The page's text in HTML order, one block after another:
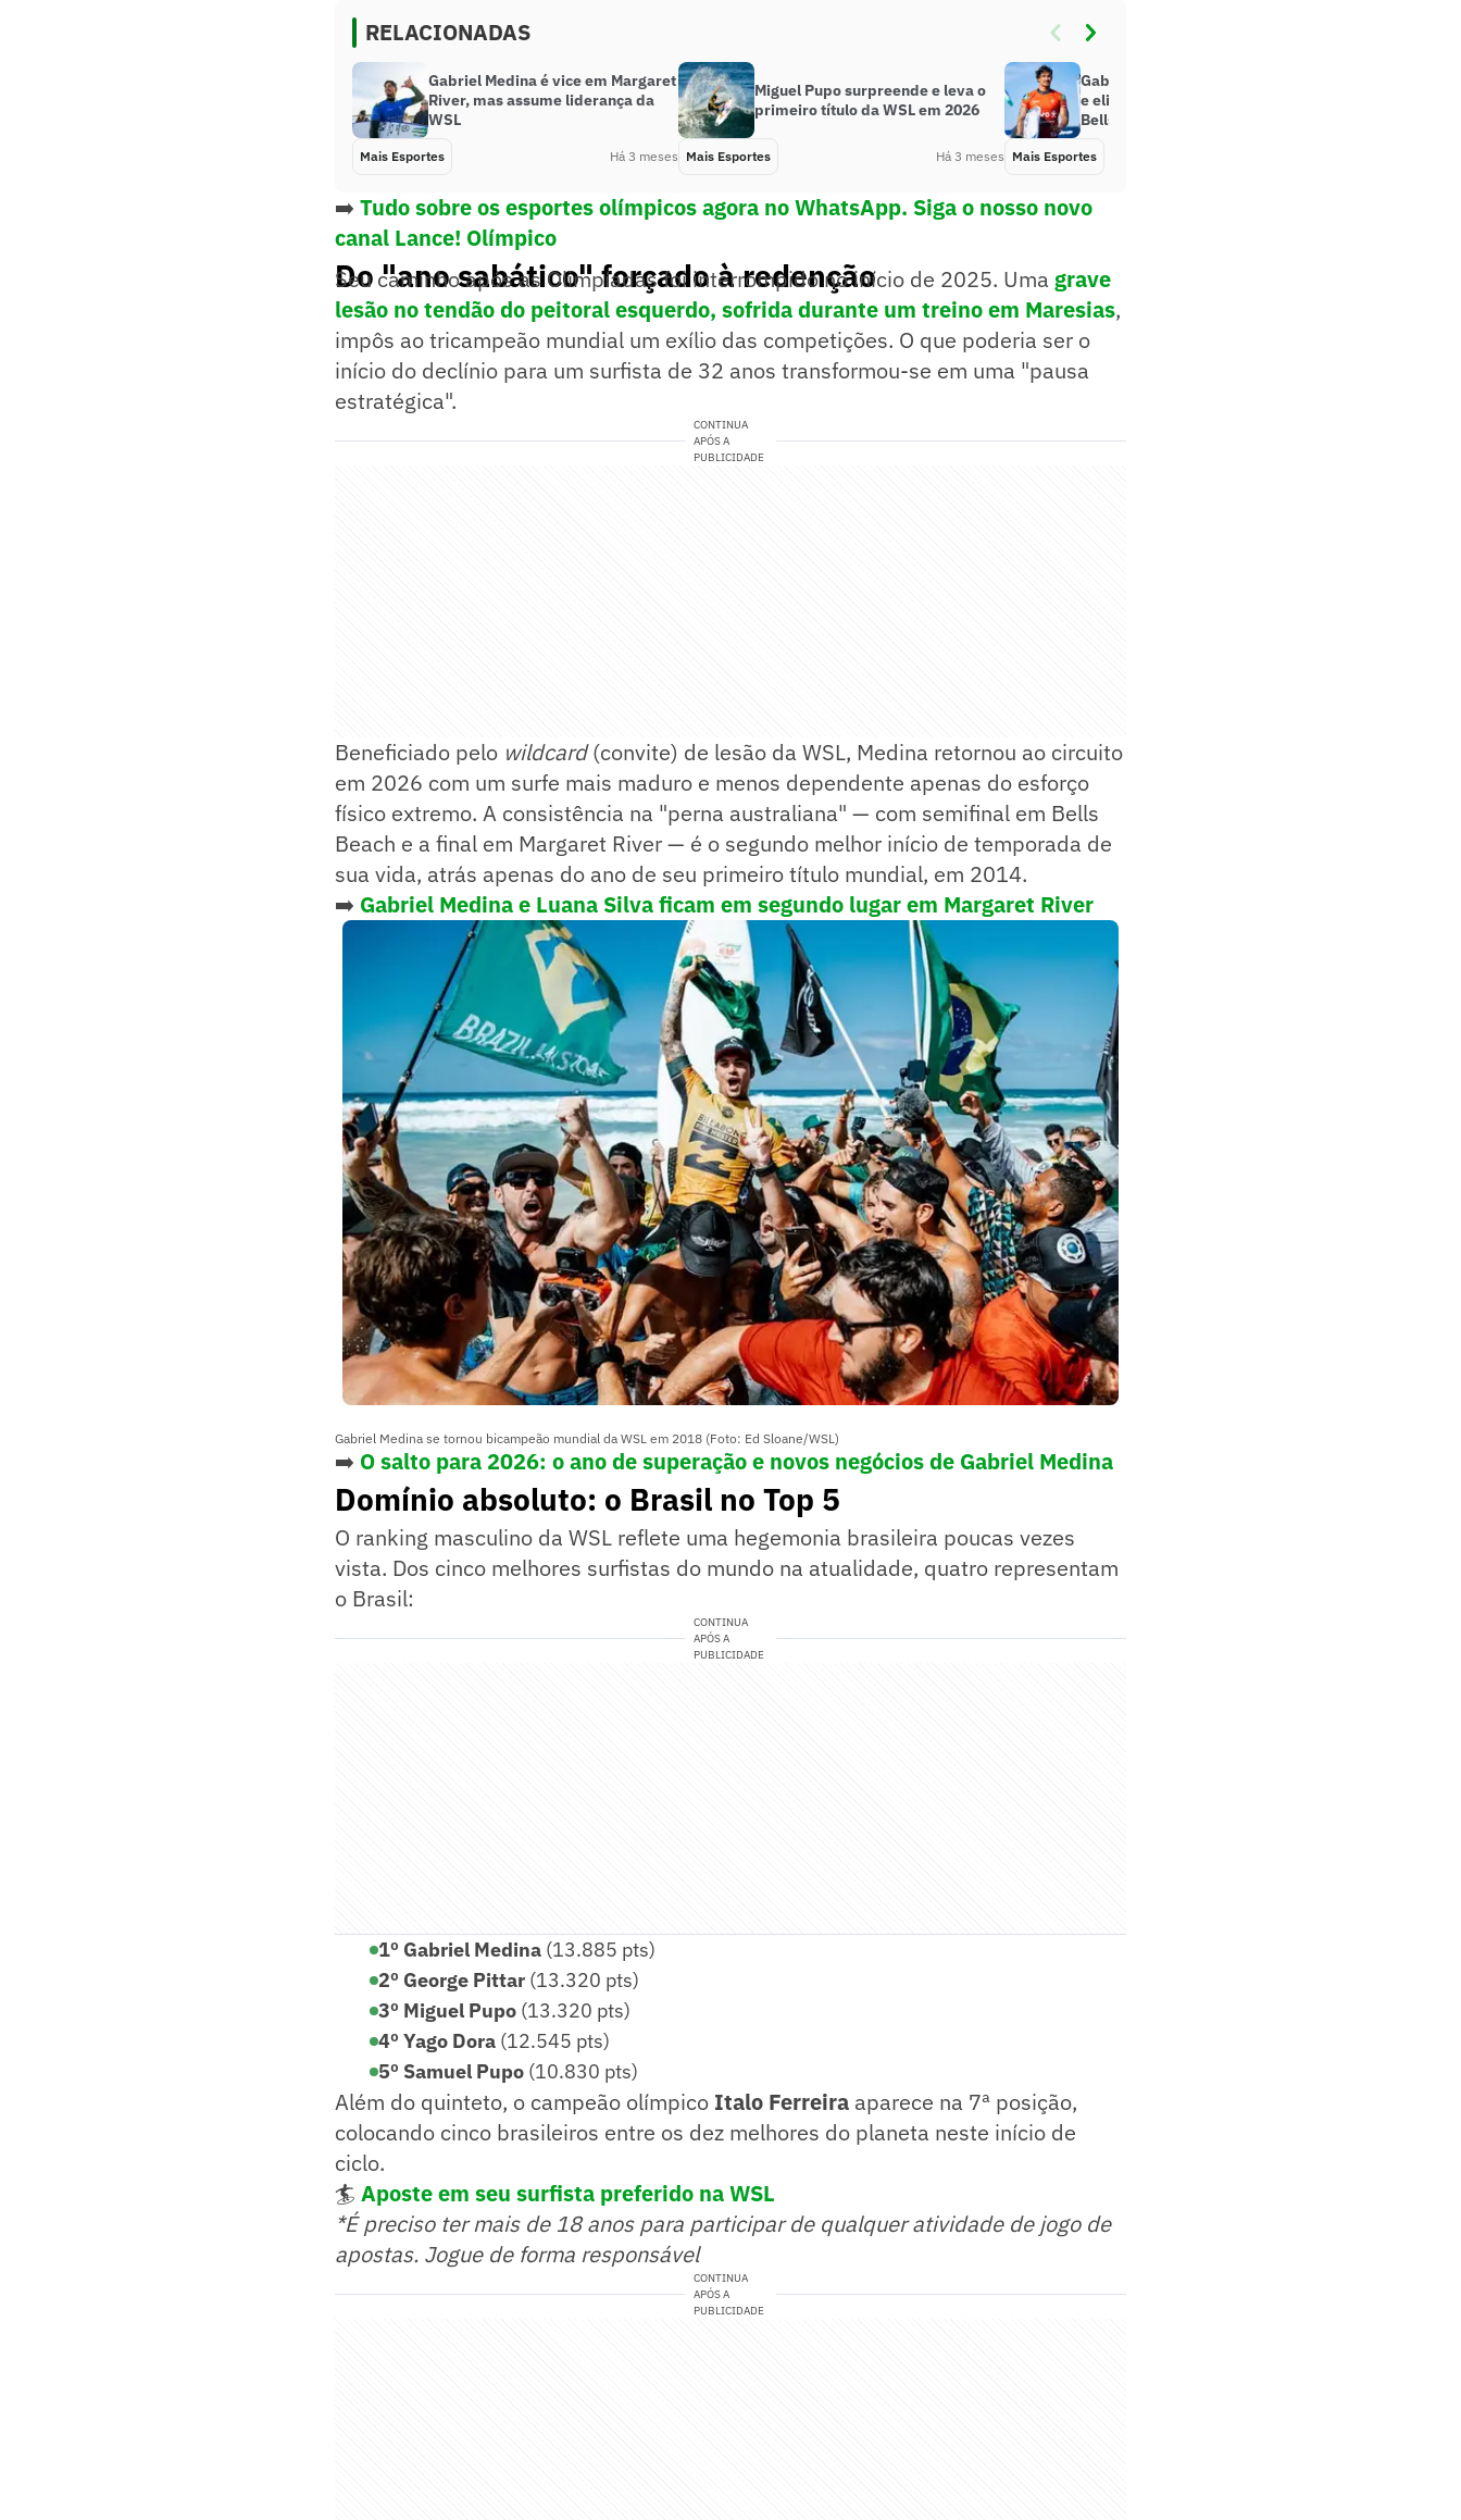
RELACIONADAS
Gabriel Medina é vice em Margaret
River, mas assume liderança da
WSL
Mais Esportes Há 3 meses
Miguel Pupo surpreende e leva o
primeiro título da WSL em 2026
Mais Esportes Há 3 meses
Gabriel Medina bate a marca do ‘9’
e elimina mais um brasileiro em
Bells Beach
Mais Esportes
➡️ Tudo sobre os esportes olímpicos agora no WhatsApp. Siga o nosso novo
canal Lance! Olímpico
Do "ano sabático" forçado à redenção
Seu caminho após as Olimpíadas foi interrompido no início de 2025. Uma grave
lesão no tendão do peitoral esquerdo, sofrida durante um treino em Maresias,
impôs ao tricampeão mundial um exílio das competições. O que poderia ser o
início do declínio para um surfista de 32 anos transformou-se em uma "pausa
estratégica".
CONTINUA
APÓS A
PUBLICIDADE
Beneficiado pelo wildcard(convite) de lesão da WSL, Medina retornou ao circuito
em 2026 com um surfe mais maduro e menos dependente apenas do esforço
físico extremo. A consistência na "perna australiana" — com semifinal em Bells
Beach e a final em Margaret River — é o segundo melhor início de temporada de
sua vida, atrás apenas do ano de seu primeiro título mundial, em 2014.
➡️ Gabriel Medina e Luana Silva ficam em segundo lugar em Margaret River
Gabriel Medina se tornou bicampeão mundial da WSL em 2018 (Foto: Ed Sloane/WSL)
➡️ O salto para 2026: o ano de superação e novos negócios de Gabriel Medina
Domínio absoluto: o Brasil no Top 5
O ranking masculino da WSL reflete uma hegemonia brasileira poucas vezes
vista. Dos cinco melhores surfistas do mundo na atualidade, quatro representam
o Brasil:
CONTINUA
APÓS A
PUBLICIDADE
1º Gabriel Medina (13.885 pts)
2º George Pittar (13.320 pts)
3º Miguel Pupo (13.320 pts)
4º Yago Dora (12.545 pts)
5º Samuel Pupo (10.830 pts)
Além do quinteto, o campeão olímpico Italo Ferreira aparece na 7ª posição,
colocando cinco brasileiros entre os dez melhores do planeta neste início de
ciclo.
🏄 Aposte em seu surfista preferido na WSL
*É preciso ter mais de 18 anos para participar de qualquer atividade de jogo de
apostas. Jogue de forma responsável
CONTINUA
APÓS A
PUBLICIDADE